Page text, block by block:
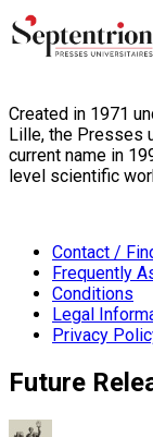
Created in 1971
Lille, the Presses
current name in
level scientific
Contact /
Frequently
Conditions
Legal
Privacy
Future